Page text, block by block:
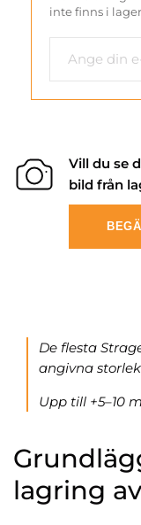
inte finns i
Vill du se
bild från
De flesta
angivna
Upp till +5–10
lagring